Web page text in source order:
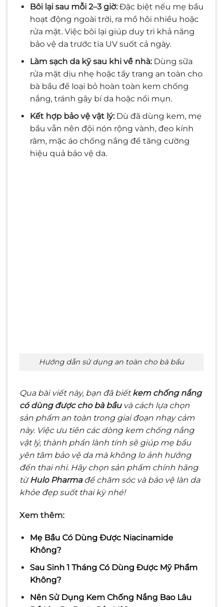
Bôi lại sau mỗi 2–3 giờ:Đặc biệt nếu mẹ bầu
hoạt động ngoài trời, ra mồ hôi nhiều hoặc
rửa mặt. Việc bôi lại giúp duy trì khả năng
bảo vệ da trước tia UV suốt cả ngày.
Làm sạch da kỹ sau khi về nhà:Dùng sữa
rửa mặt dịu nhẹ hoặc tẩy trang an toàn cho
bà bầu để loại bỏ hoàn toàn kem chống
nắng, tránh gây bí da hoặc nổi mụn.
Kết hợp bảo vệ vật lý:Dù đã dùng kem, mẹ
bầu vẫn nên đội nón rộng vành, đeo kính
râm, mặc áo chống nắng để tăng cường
hiệu quả bảo vệ da.
Hướng dẫn sử dụng an toàn cho bà bầu
Qua bài viết này, bạn đã biếtkem chống nắng
có dùng được cho bà bầuvà cách lựa chọn
sản phẩm an toàn trong giai đoạn nhạy cảm
này. Việc ưu tiên các dòng kem chống nắng
vật lý, thành phần lành tính sẽ giúp mẹ bầu
yên tâm bảo vệ da mà không lo ảnh hưởng
đến thai nhi. Hãy chọn sản phẩm chính hãng
từHulo Pharmađể chăm sóc và bảo vệ làn da
khỏe đẹp suốt thai kỳ nhé!
Xem thêm:
Mẹ Bầu Có Dùng Được Niacinamide
Không?
Sau Sinh 1 Tháng Có Dùng Được Mỹ Phẩm
Không?
Nên Sử Dụng Kem Chống Nắng Bao Lâu